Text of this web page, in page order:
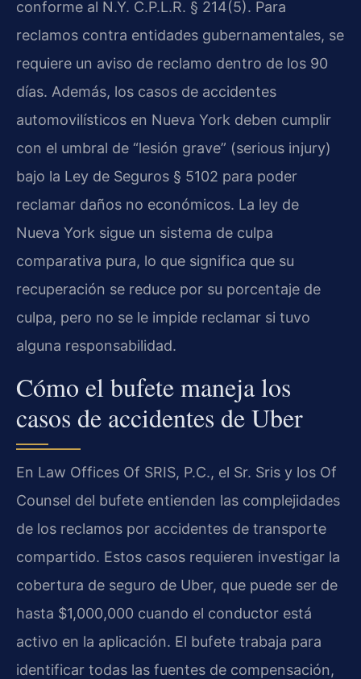
conforme al N.Y. C.P.L.R. § 214(5). Para
reclamos contra entidades gubernamentales, se
requiere un aviso de reclamo dentro de los 90
días. Además, los casos de accidentes
automovilísticos en Nueva York deben cumplir
con el umbral de “lesión grave” (serious injury)
bajo la Ley de Seguros § 5102 para poder
reclamar daños no económicos. La ley de
Nueva York sigue un sistema de culpa
comparativa pura, lo que significa que su
recuperación se reduce por su porcentaje de
culpa, pero no se le impide reclamar si tuvo
alguna responsabilidad.
Cómo el bufete maneja los
casos de accidentes de Uber
En Law Offices Of SRIS, P.C., el Sr. Sris y los Of
Counsel del bufete entienden las complejidades
de los reclamos por accidentes de transporte
compartido. Estos casos requieren investigar la
cobertura de seguro de Uber, que puede ser de
hasta $1,000,000 cuando el conductor está
activo en la aplicación. El bufete trabaja para
identificar todas las fuentes de compensación,